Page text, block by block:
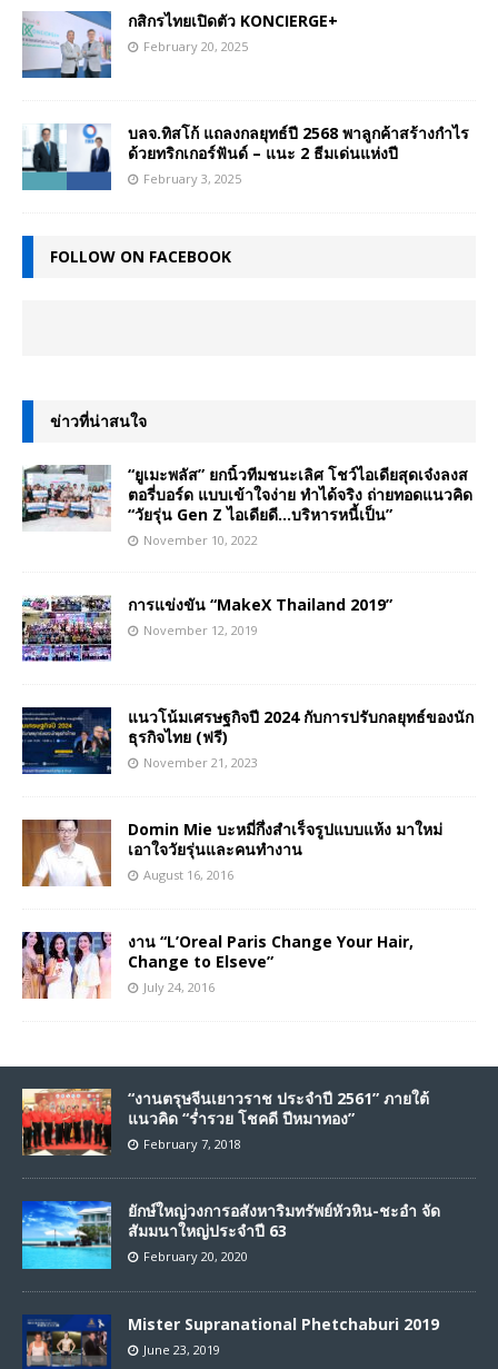
กสิกรไทยเปิดตัว KONCIERGE+
February 20, 2025
บลจ.ทิสโก้ แถลงกลยุทธ์ปี 2568 พาลูกค้าสร้างกำไร
ด้วยทริกเกอร์ฟันด์ – แนะ 2 ธีมเด่นแห่งปี
February 3, 2025
FOLLOW ON FACEBOOK
ข่าวที่น่าสนใจ
“ยูเมะพลัส” ยกนิ้วทีมชนะเลิศ โชว์ไอเดียสุดเจ๋งลงส
ตอรี่บอร์ด แบบเข้าใจง่าย ทำได้จริง ถ่ายทอดแนวคิด
“วัยรุ่น Gen Z ไอเดียดี…บริหารหนี้เป็น”
November 10, 2022
การแข่งขัน “MakeX Thailand 2019”
November 12, 2019
แนวโน้มเศรษฐกิจปี 2024 กับการปรับกลยุทธ์ของนัก
ธุรกิจไทย (ฟรี)
November 21, 2023
Domin Mie บะหมี่กึ่งสำเร็จรูปแบบแห้ง มาใหม่
เอาใจวัยรุ่นและคนทำงาน
August 16, 2016
งาน “L’Oreal Paris Change Your Hair,
Change to Elseve”
July 24, 2016
“งานตรุษจีนเยาวราช ประจำปี 2561” ภายใต้
แนวคิด “ร่ำรวย โชคดี ปีหมาทอง”
February 7, 2018
ยักษ์ใหญ่วงการอสังหาริมทรัพย์หัวหิน-ชะอำ จัด
สัมมนาใหญ่ประจำปี 63
February 20, 2020
Mister Supranational Phetchaburi 2019
June 23, 2019